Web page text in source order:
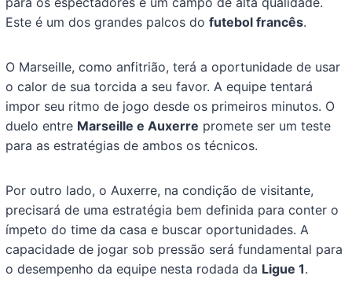
Este é um dos grandes palcos dofutebol francês.
O Marseille, como anfitrião, terá a oportunidade de usar
o calor de sua torcida a seu favor. A equipe tentará
impor seu ritmo de jogo desde os primeiros minutos. O
duelo entre Marseille e Auxerre promete ser um teste
para as estratégias de ambos os técnicos.
Por outro lado, o Auxerre, na condição de visitante,
precisará de uma estratégia bem definida para conter o
ímpeto do time da casa e buscar oportunidades. A
capacidade de jogar sob pressão será fundamental para
o desempenho da equipe nesta rodada da Ligue 1.